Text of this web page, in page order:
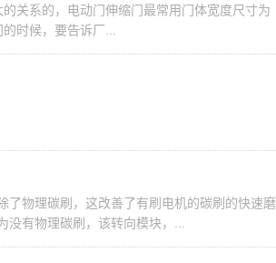
关系的，电动门伸缩门最常用门体宽度尺寸为
时候，要告诉厂...
物理碳刷，这改善了有刷电机的碳刷的快速磨
没有物理碳刷，该转向模块，...